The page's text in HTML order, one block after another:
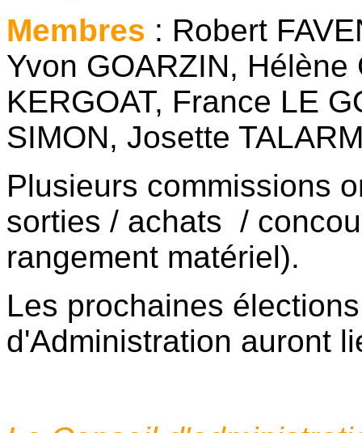
Membres : Robert
Yvon GOARZIN,
KERGOAT, France LE
SIMON, Josette
Plusieurs commissions
sorties / achats /
rangement matériel).
Les prochaines
d'Administration auront